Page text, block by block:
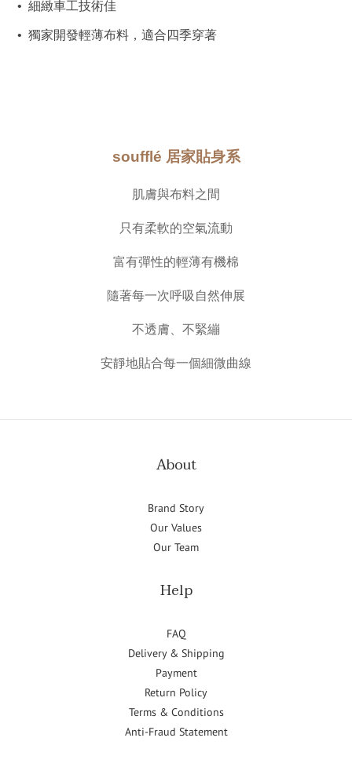
•  細緻車工技術佳
•  獨家開發輕薄布料，適合四季穿著
soufflé 居家貼身系
肌膚與布料之間
只有柔軟的空氣流動
富有彈性的輕薄有機棉
隨著每一次呼吸自然伸展
不透膚、不緊繃
安靜地貼合每一個細微曲線
About
Brand Story
Our Values
Our Team
Help
FAQ
Delivery & Shipping
Payment
Return Policy
Terms & Conditions
Anti-Fraud Statement